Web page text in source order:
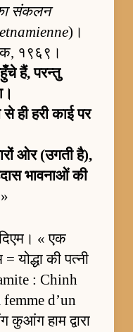
संकलन
)।
१९६९।
हैं, परन्तु
ही हरी काई पर
ओर (उगती है),
भावनाओं की
»
« एक
योद्धा की पत्नी
: Chinh
d’un
हाम द्वारा